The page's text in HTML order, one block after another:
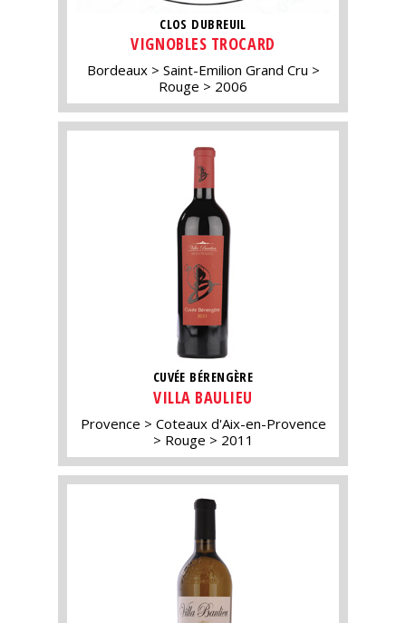
CLOS DUBREUIL
VIGNOBLES TROCARD
Bordeaux
Saint-Emilion Grand Cru
Rouge
2006
CUVÉE BÉRENGÈRE
VILLA BAULIEU
Provence
Coteaux d'Aix-en-Provence
Rouge
2011